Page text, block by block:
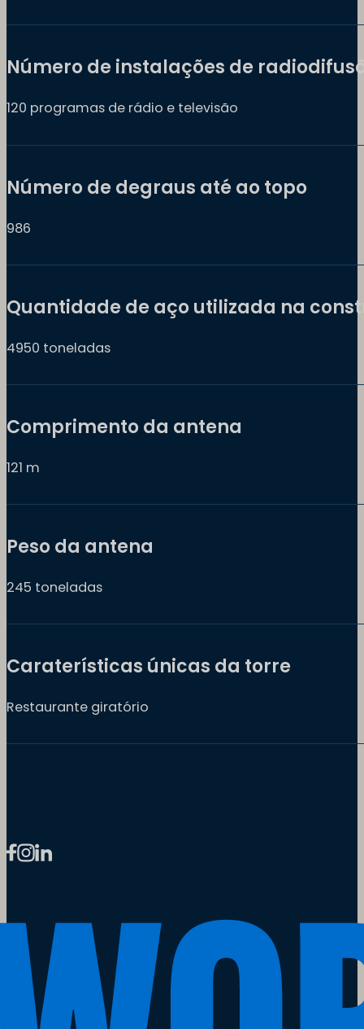
Número de instalações de
120 programas de rádio e televisão
Número de degraus até ao topo
986
Quantidade de aço utilizada na
4950 toneladas
Comprimento da antena
121 m
Peso da antena
245 toneladas
Caraterísticas únicas da torre
Restaurante giratório